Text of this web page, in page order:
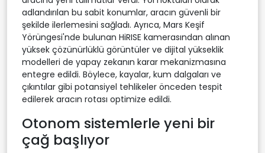
adlandırılan bu sabit konumlar, aracın güvenli bir
şekilde ilerlemesini sağladı. Ayrıca, Mars Keşif
Yörüngesi'nde bulunan HiRISE kamerasından alınan
yüksek çözünürlüklü görüntüler ve dijital yükseklik
modelleri de yapay zekanın karar mekanizmasına
entegre edildi. Böylece, kayalar, kum dalgaları ve
çıkıntılar gibi potansiyel tehlikeler önceden tespit
edilerek aracın rotası optimize edildi.
Otonom sistemlerle yeni bir
çağ başlıyor